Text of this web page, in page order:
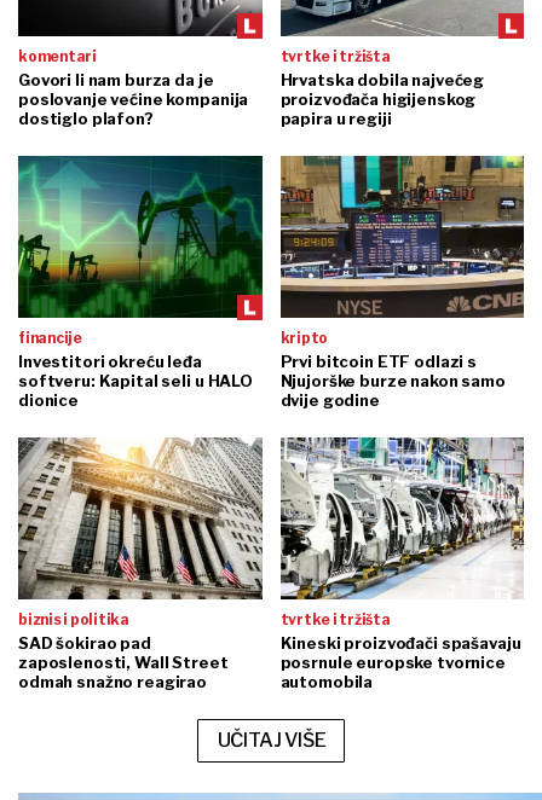
komentari
Govori li nam burza da je
poslovanje većine kompanija
dostiglo plafon?
tvrtke i tržišta
Hrvatska dobila najvećeg
proizvođača higijenskog
papira u regiji
financije
Investitori okreću leđa
softveru: Kapital seli u HALO
dionice
kripto
Prvi bitcoin ETF odlazi s
Njujorške burze nakon samo
dvije godine
biznis i politika
SAD šokirao pad
zaposlenosti, Wall Street
odmah snažno reagirao
tvrtke i tržišta
Kineski proizvođači spašavaju
posrnule europske tvornice
automobila
UČITAJ VIŠE